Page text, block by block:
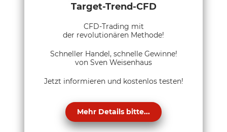
Target-Trend-CFD
CFD-Trading mit
der revolutionären Methode!
Schneller Handel, schnelle Gewinne!
von Sven Weisenhaus
Jetzt informieren und kostenlos testen!
Mehr Details bitte...